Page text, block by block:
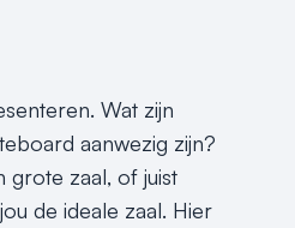
Wat zijn
aanwezig zijn?
grote zaal, of juist
de ideale zaal. Hier